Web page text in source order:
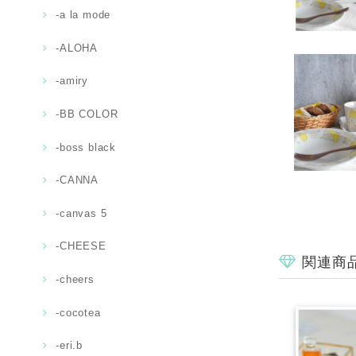
-a la mode
-ALOHA
-amiry
-BB COLOR
-boss black
-CANNA
-canvas 5
-CHEESE
-cheers
-cocotea
-eri.b
関連商